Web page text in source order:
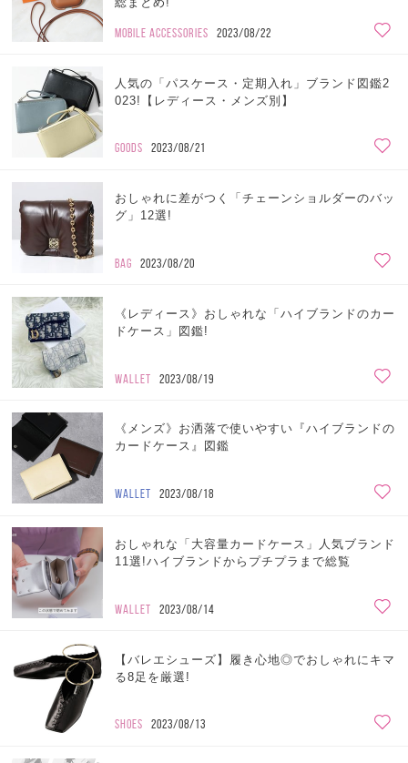
MOBILE ACCESSORIES 2023/08/22
人気の「パスケース・定期入れ」ブランド図鑑2
023!【レディース・メンズ別】
GOODS 2023/08/21
おしゃれに差がつく「チェーンショルダーのバッ
グ」12選!
BAG 2023/08/20
《レディース》おしゃれな「ハイブランドのカー
ドケース」図鑑!
WALLET 2023/08/19
《メンズ》お洒落で使いやすい『ハイブランドの
カードケース』図鑑
WALLET 2023/08/18
おしゃれな「大容量カードケース」人気ブランド
11選!ハイブランドからプチプラまで総覧
WALLET 2023/08/14
【バレエシューズ】履き心地◎でおしゃれにキマ
る8足を厳選!
SHOES 2023/08/13